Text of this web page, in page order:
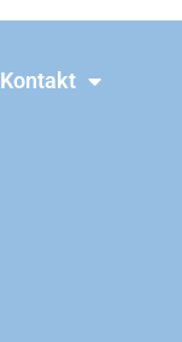
Kontakt